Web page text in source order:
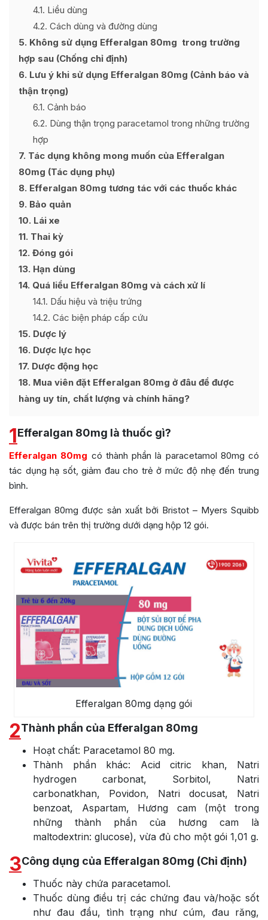
4.1 Liều dùng
4.2 Cách dùng và đường dùng
5 Không sử dụng Efferalgan 80mg trong trường
hợp sau (Chống chỉ định)
6 Lưu ý khi sử dụng Efferalgan 80mg (Cảnh báo và
thận trọng)
6.1 Cảnh báo
6.2 Dùng thận trọng paracetamol trong những trường
hợp
7 Tác dụng không mong muốn của Efferalgan
80mg (Tác dụng phụ)
8 Efferalgan 80mg tương tác với các thuốc khác
9 Bảo quản
10 Lái xe
11 Thai kỳ
12 Đóng gói
13 Hạn dùng
14 Quá liều Efferalgan 80mg và cách xử lí
14.1 Dấu hiệu và triệu trứng
14.2 Các biện pháp cấp cứu
15 Dược lý
16 Dược lực học
17 Dược động học
18 Mua viên đặt Efferalgan 80mg ở đâu để được
hàng uy tín, chất lượng và chính hãng?
1Efferalgan 80mg là thuốc gì?
Efferalgan 80mg có thành phần là paracetamol 80mg có
tác dụng hạ sốt, giảm đau cho trẻ ở mức độ nhẹ đến trung
bình.
Efferalgan 80mg được sản xuất bởi Bristot – Myers Squibb
và được bán trên thị trường dưới dạng hộp 12 gói.
Efferalgan 80mg dạng gói
2Thành phần của Efferalgan 80mg
Hoạt chất: Paracetamol 80 mg.
Thành phần khác: Acid citric khan, Natri
hydrogen carbonat, Sorbitol, Natri
carbonatkhan, Povidon, Natri docusat, Natri
benzoat, Aspartam, Hương cam (một trong
những thành phần của hương cam là
maltodextrin: glucose), vừa đủ cho một gói 1,01 g.
3Công dụng của Efferalgan 80mg (Chỉ định)
Thuốc này chứa paracetamol.
Thuốc dùng điều trị các chứng đau và/hoặc sốt
như đau đầu, tình trạng như cúm, đau răng,